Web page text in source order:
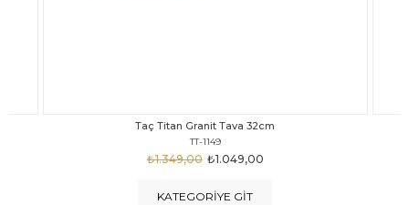
Taç Titan Granit Tava 30cm
TT-1148
₺999,00
₺1.875,00
KATEGORIYE GIT